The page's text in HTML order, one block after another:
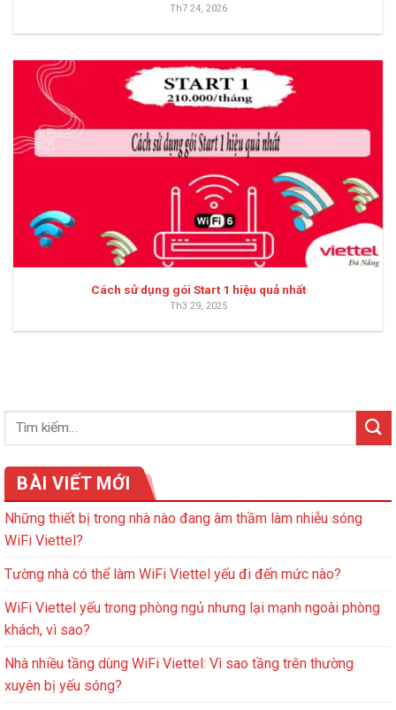
Th7 24, 2026
Cách sử dụng gói Start 1 hiệu quả nhất
Th3 29, 2025
BÀI VIẾT MỚI
Những thiết bị trong nhà nào đang âm thầm làm nhiễu sóng
WiFi Viettel?
Tường nhà có thể làm WiFi Viettel yếu đi đến mức nào?
WiFi Viettel yếu trong phòng ngủ nhưng lại mạnh ngoài phòng
khách, vì sao?
Nhà nhiều tầng dùng WiFi Viettel: Vì sao tầng trên thường
xuyên bị yếu sóng?